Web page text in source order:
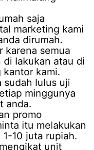
saja
marketing kami
dirumah.
karena semua
di lakukan atau di
kami.
sudah lulus uji
minggunya
anda.
promo
itu melakukan
10 juta rupiah.
unit